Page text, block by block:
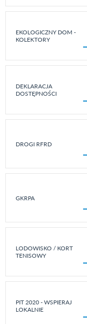
EKOLOGICZNY DOM -
KOLEKTORY
DEKLARACJA
DOSTĘPNOŚCI
DROGI RFRD
GKRPA
LODOWISKO / KORT
TENISOWY
PIT 2020 - WSPIERAJ
LOKALNIE